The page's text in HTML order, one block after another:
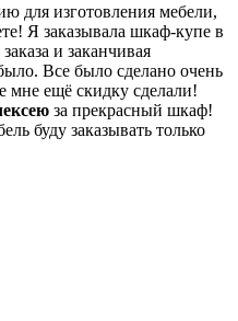
для изготовления мебели,
Я заказывала шкаф-купе в
и заканчивая
Все было сделано очень
мне ещё скидку сделали!
за прекрасный шкаф!
буду заказывать только